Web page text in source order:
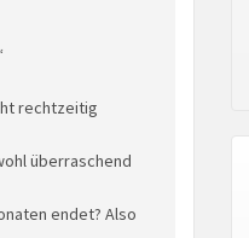
rechtzeitig
überraschend
endet? Also